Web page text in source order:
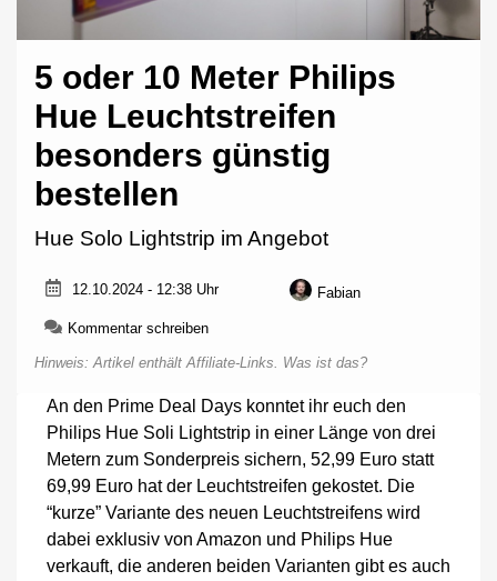
5 oder 10 Meter Philips
Hue Leuchtstreifen
besonders günstig
bestellen
Hue Solo Lightstrip im Angebot
12.10.2024 - 12:38 Uhr Fabian
Kommentar schreibenzu
oder
Meter
Philips
Hue
besonders
günstig
bestellen
Hinweis: Artikel enthält Affiliate-Links. Was ist das?
An den Prime Deal Days konntet ihr euch den
Philips Hue Soli Lightstrip in einer Länge von drei
Metern zum Sonderpreis sichern, 52,99 Euro statt
69,99 Euro hat der Leuchtstreifen gekostet. Die
“kurze” Variante des neuen Leuchtstreifens wird
dabei exklusiv von Amazon und Philips Hue
verkauft, die anderen beiden Varianten gibt es auch